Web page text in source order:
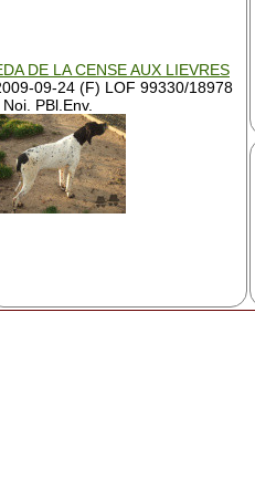
DE LA CENSE AUX LIEVRES
09-24 (F) LOF 99330/18978
PBl.Env.